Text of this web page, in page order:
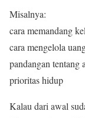
Misalnya:
cara memandang
cara mengelola
pandangan tentang
prioritas hidup
Kalau dari awal